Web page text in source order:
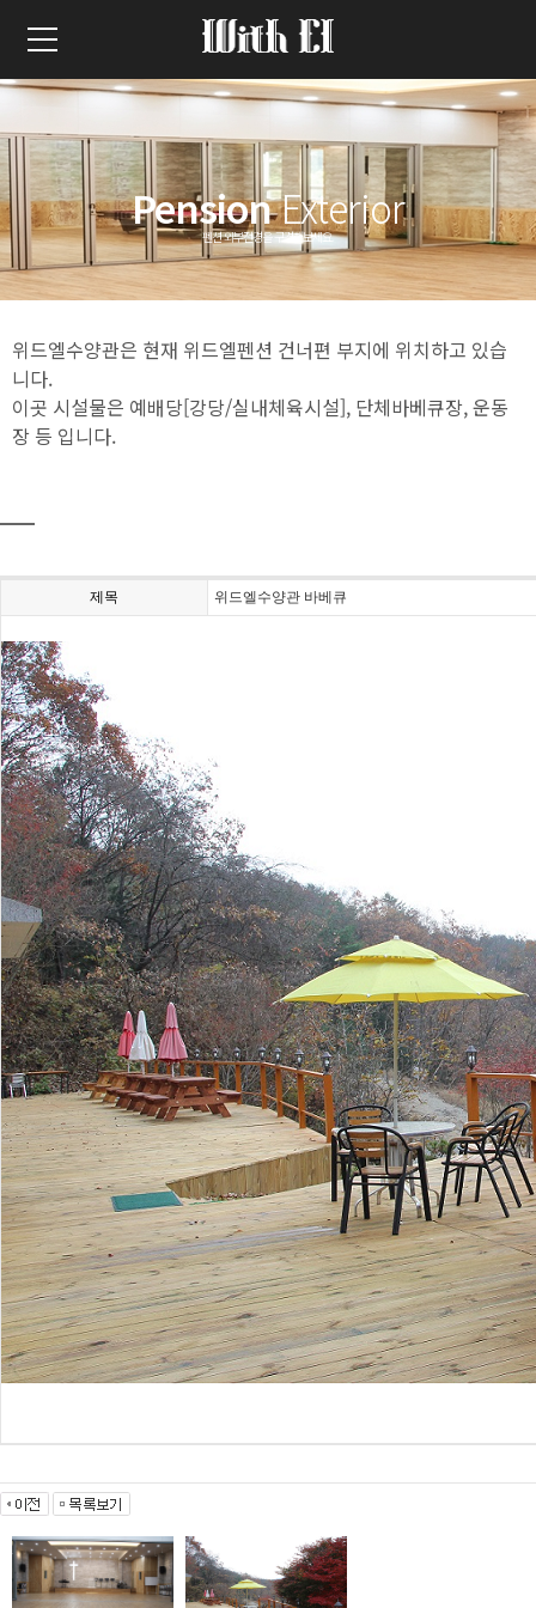
PensionExterior
펜션 외부전경을 구경해보세요.
위드엘수양관은 현재 위드엘펜션 건너편 부지에 위치하고 있습
니다.
이곳 시설물은 예배당[강당/실내체육시설], 단체바베큐장, 운동
장 등 입니다.
제목 위드엘수양관 바베큐